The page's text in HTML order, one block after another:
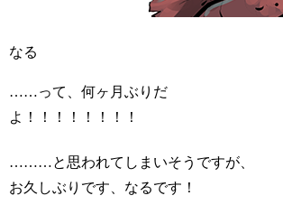
なる
……って、何ヶ月ぶりだ
よ！！！！！！！！
………と思われてしまいそうですが、
お久しぶりです、なるです！